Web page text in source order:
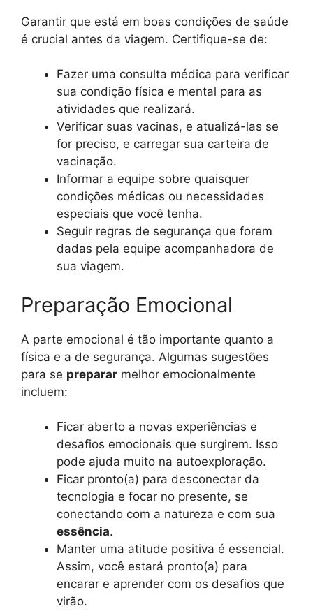
Garantir que está em boas condições de saúde
é crucial antes da viagem. Certifique-se de:
Fazer uma consulta médica para verificar
sua condição física e mental para as
atividades que realizará.
Verificar suas vacinas, e atualizá-las se
for preciso, e carregar sua carteira de
vacinação.
Informar a equipe sobre quaisquer
condições médicas ou necessidades
especiais que você tenha.
Seguir regras de segurança que forem
dadas pela equipe acompanhadora de
sua viagem.
Preparação Emocional
A parte emocional é tão importante quanto a
física e a de segurança. Algumas sugestões
para se preparar melhor emocionalmente
incluem:
Ficar aberto a novas experiências e
desafios emocionais que surgirem. Isso
pode ajuda muito na autoexploração.
Ficar pronto(a) para desconectar da
tecnologia e focar no presente, se
conectando com a natureza e com sua
essência.
Manter uma atitude positiva é essencial.
Assim, você estará pronto(a) para
encarar e aprender com os desafios que
virão.